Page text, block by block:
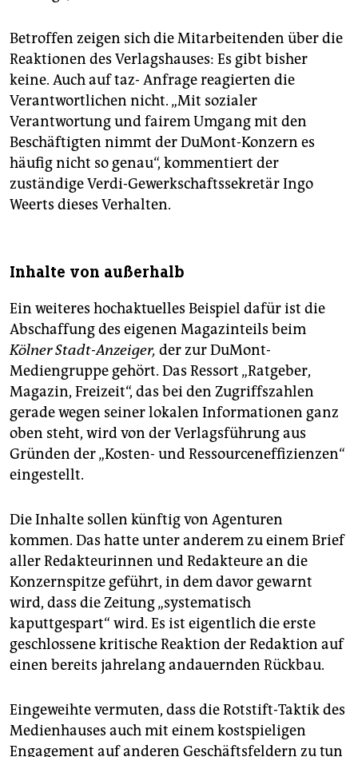
Betroffen zeigen sich die Mitarbeitenden über die
Reaktionen des Verlagshauses: Es gibt bisher
keine. Auch auf taz- Anfrage reagierten die
Verantwortlichen nicht. „Mit sozialer
Verantwortung und fairem Umgang mit den
Beschäftigten nimmt der DuMont-Konzern es
häufig nicht so genau“, kommentiert der
zuständige Verdi-Gewerkschaftssekretär Ingo
Weerts dieses Verhalten.
Inhalte von außerhalb
Ein weiteres hochaktuelles Beispiel dafür ist die
Abschaffung des eigenen Magazinteils beim
Kölner Stadt-Anzeiger, der zur DuMont-
Mediengruppe gehört. Das Ressort „Ratgeber,
Magazin, Freizeit“, das bei den Zugriffszahlen
gerade wegen seiner lokalen Informationen ganz
oben steht, wird von der Verlagsführung aus
Gründen der „Kosten- und Ressourceneffizienzen“
eingestellt.
Die Inhalte sollen künftig von Agenturen
kommen. Das hatte unter anderem zu einem Brief
aller Redakteurinnen und Redakteure an die
Konzernspitze geführt, in dem davor gewarnt
wird, dass die Zeitung „systematisch
kaputtgespart“ wird. Es ist eigentlich die erste
geschlossene kritische Reaktion der Redaktion auf
einen bereits jahrelang andauernden Rückbau.
Eingeweihte vermuten, dass die Rotstift-Taktik des
Medienhauses auch mit einem kostspieligen
Engagement auf anderen Geschäftsfeldern zu tun